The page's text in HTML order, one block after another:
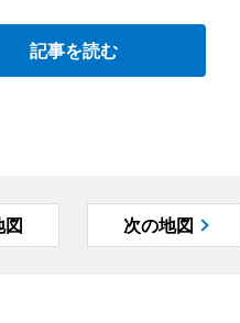
記事を読む
図 次の地図